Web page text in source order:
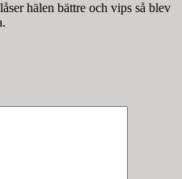
hälen bättre och vips så blev